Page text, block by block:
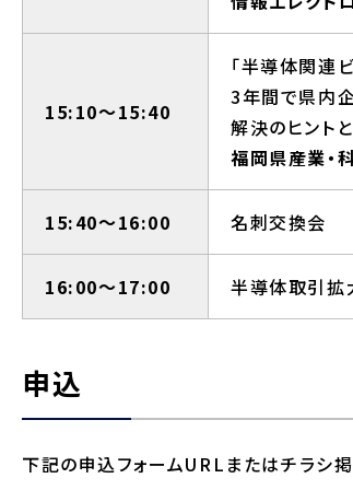
15:10～15:40
「半導体関連
3年間で県内
解決のヒント
福岡県産業
15:40～16:00 名刺交換会
16:00～17:00 半導体取引拡
申込
下記の申込フォームURLまたはチラシ